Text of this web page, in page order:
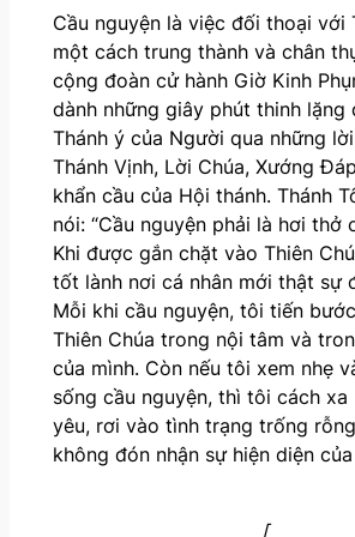
Cầu nguyện là việc đối thoại với
một cách trung thành và chân
cộng đoàn cử hành Giờ Kinh
dành những giây phút thinh lặng
Thánh ý của Người qua những
Thánh Vịnh, Lời Chúa, Xướng
khẩn cầu của Hội thánh. Thánh
nói: “Cầu nguyện phải là hơi thở
Khi được gắn chặt vào Thiên
tốt lành nơi cá nhân mới thật sự
Mỗi khi cầu nguyện, tôi tiến
Thiên Chúa trong nội tâm và
của mình. Còn nếu tôi xem nhẹ
sống cầu nguyện, thì tôi cách xa
yêu, rơi vào tình trạng trống
không đón nhận sự hiện diện
[